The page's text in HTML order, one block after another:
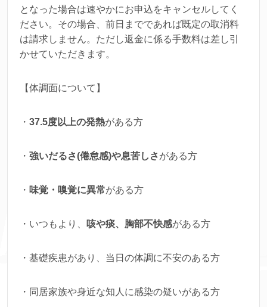
となった場合は速やかにお申込をキャンセルしてく
ださい。その場合、前日までであれば既定の取消料
は請求しません。ただし返金に係る手数料は差し引
かせていただきます。
【体調面について】
・ 37.5度以上の発熱がある方
・ 強いだるさ(倦怠感)や息苦しさがある方
・ 味覚・嗅覚に異常がある方
・いつもより、 咳や痰、胸部不快感がある方
・基礎疾患があり、当日の体調に不安のある方
・同居家族や身近な知人に感染の疑いがある方